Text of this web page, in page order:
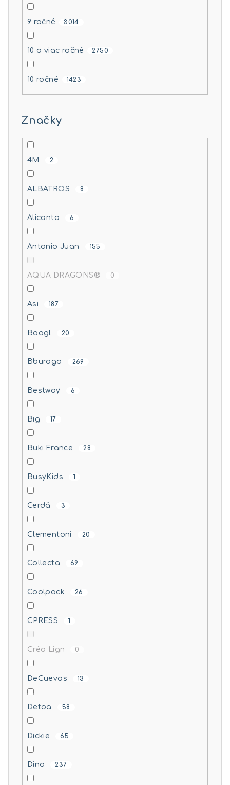
Značky
4M 2
ALBATROS 8
Alicanto 6
Antonio Juan 155
AQUA DRAGONS® 0
Asi 187
Baagl 20
Bburago 269
Bestway 6
Big 17
Buki France 28
BusyKids 1
Cerdá 3
Clementoni 20
Collecta 69
Coolpack 26
CPRESS 1
Créa Lign 0
DeCuevas 13
Detoa 58
Dickie 65
Dino 237
9 ročné 3014
10 a viac ročné 2750
10 ročné 1423